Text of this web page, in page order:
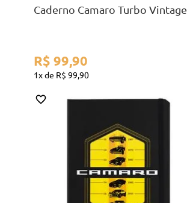
Caderno Camaro Turbo Vintage
R$ 99,90
1 R$ 99,90
A5